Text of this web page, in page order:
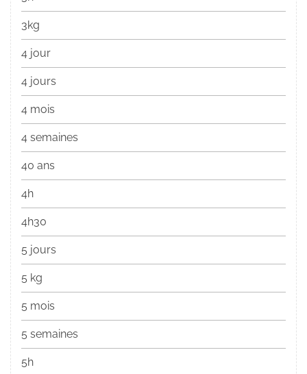
3kg
4 jour
4 jours
4 mois
4 semaines
40 ans
4h
4h30
5 jours
5 kg
5 mois
5 semaines
5h